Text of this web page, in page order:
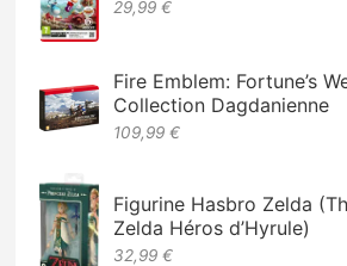
29,99 €
Fire Emblem: Fortune’s
Collection Dagdanienne
109,99 €
Figurine Hasbro Zelda
Zelda Héros d’Hyrule)
32,99 €